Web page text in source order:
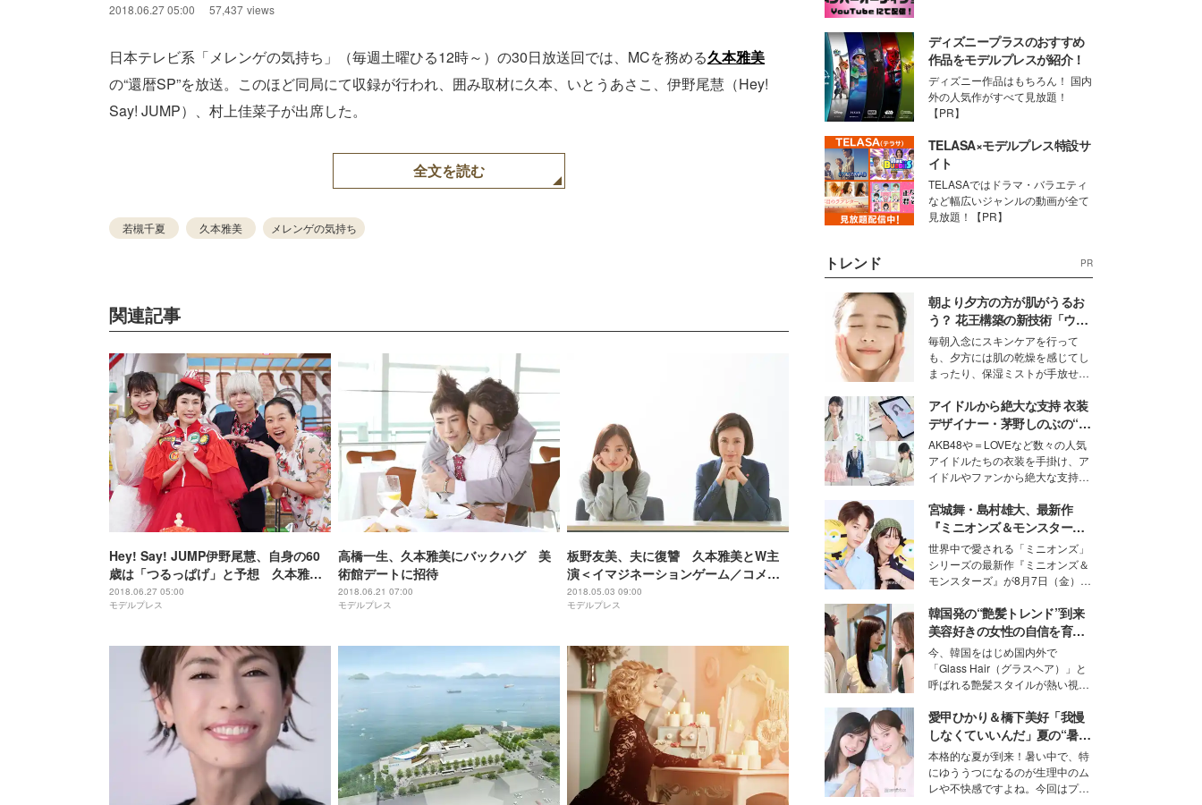
2018.06.27 05:00 57,437 views
日本テレビ系「メレンゲの気持ち」（毎週土曜ひる12時～）の30日放送回では、MCを務める久本雅美
の“還暦SP”を放送。このほど同局にて収録が行われ、囲み取材に久本、いとうあさこ、伊野尾慧（Hey!
Say! JUMP）、村上佳菜子が出席した。
全文を読む
若槻千夏 久本雅美 メレンゲの気持ち
関連記事
Hey! Say! JUMP伊野尾慧、自身の60
歳は「つるっぱげ」と予想 久本雅美
の還暦を祝福
2018.06.27 05:00
モデルプレス
高橋一生、久本雅美にバックハグ 美
術館デートに招待
2018.06.21 07:00
モデルプレス
板野友美、夫に復讐 久本雅美とW主
演＜イマジネーションゲーム／コメン
ト＞
2018.05.03 09:00
モデルプレス
ディズニープラスのおすすめ
作品をモデルプレスが紹介！
ディズニー作品はもちろん！ 国内
外の人気作がすべて見放題！
【PR】
TELASA×モデルプレス特設サ
イト
TELASAではドラマ・バラエティ
など幅広いジャンルの動画が全て
見放題！【PR】
トレンド PR
朝より夕方の方が肌がうるお
う？ 花王構築の新技術「ウォ
ーターキャプチャリングスキ
ン（捕水肌）」がスキンケア
の常識を変える予感
毎朝入念にスキンケアを行って
も、夕方には肌の乾燥を感じてし
まったり、保湿ミストが手放せな
な美容の常識を大きく変える可能
性を秘めた、革新的な「Water
Capturing Skin（ウォーターキャ
プチャリングスキン：捕水肌）」
技術を、花王が構築した。
アイドルから絶大な支持 衣装
デザイナー・茅野しのぶの“可
愛い”を作る美学＜「シチズン
クロスシー」インタビュー＞
AKB48や＝LOVEなど数々の人気
アイドルたちの衣装を手掛け、ア
イドルやファンから絶大な支持を
取締役兼クリエイティブディレク
ター・茅野しのぶ。一人ひとりの
個性に寄り添い、魅力を引き出す
衣装作りは、多くの女性たちに勇
気と自信を与え続けている。
宮城舞・島村雄大、最新作
『ミニオンズ＆モンスター
ズ』の魅力熱弁 ハチャメチャ
だけじゃない“友情と絆”に感
動
世界中で愛される「ミニオンズ」
シリーズの最新作『ミニオンズ＆
モンスターズ』が8月7日（金）に
ニオン好き”という共通点を持つモ
デルの宮城舞と島村雄大の特別対
談をお届け！それぞれの視点か
ら、今作ならではの魅力や予想外
の感動をもたらす奥深いストーリ
ーについて熱く語り合ってもらっ
た。
韓国発の“艶髪トレンド”到来
美容好きの女性の自信を育む
「ヘアケア事情」って？
今、韓国をはじめ国内外で
「Glass Hair（グラスヘア）」と
呼ばれる艶髪スタイルが熱い視線
ションの完成度を高めるベースと
して、“髪そのものの美しさ”に改
めて注目する人が増えている様
子。今回は、そんな憧れの艶やか
な髪を日常で叶える、美容好きの
女性たちのヘアケア事情を紹介し
愛甲ひかり＆橋下美好「我慢
しなくていいんだ」夏の“暑さ
対策”の新しい選択肢とは？
本格的な夏が到来！暑い中で、特
にゆううつになるのが生理中のム
レや不快感ですよね。今回はプラ